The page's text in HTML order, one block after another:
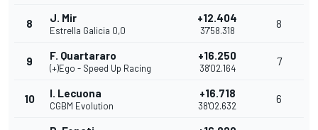
8 J. Mir
Estrella Galicia 0,0
+12.404
37'58.318
8
9 F. Quartararo
(+)Ego - Speed Up Racing
+16.250
38'02.164
7
10 I. Lecuona
CGBM Evolution
+16.718
38'02.632
6